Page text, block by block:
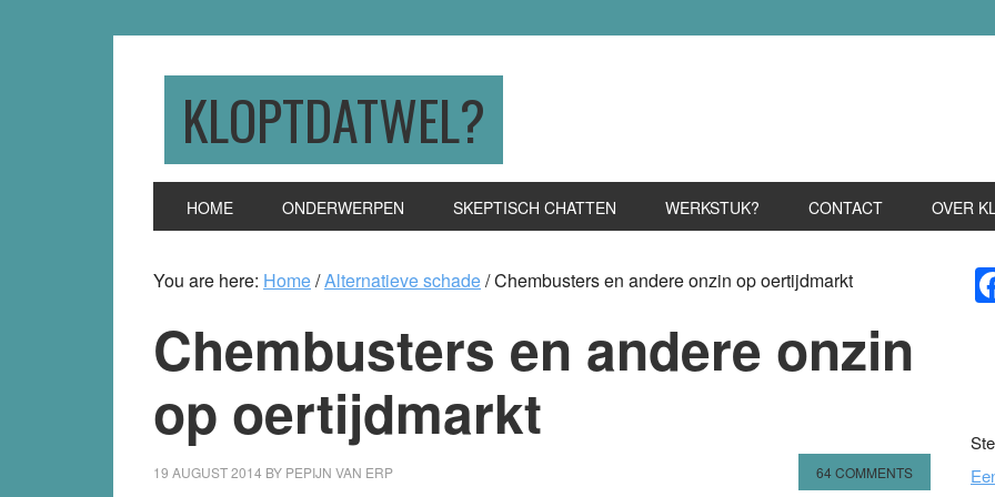
KLOPTDATWEL?
HOME ONDERWERPEN SKEPTISCH CHATTEN WERKSTUK? CONTACT OVER
You are here: Home/Alternatieve schade/Chembusters en andere onzin op oertijdmarkt
Chembusters en andere onzin
op oertijdmarkt
19 AUGUST 2014 BY PEPIJN VAN ERP 64 COMMENTS